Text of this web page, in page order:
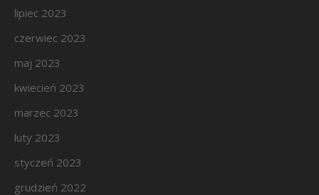
lipiec 2023
czerwiec 2023
maj 2023
kwiecień 2023
marzec 2023
luty 2023
styczeń 2023
grudzień 2022